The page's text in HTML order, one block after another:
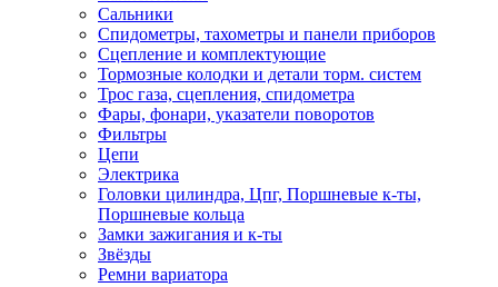
Сальники
Спидометры, тахометры и панели приборов
Сцепление и комплектующие
Тормозные колодки и детали торм. систем
Трос газа, сцепления, спидометра
Фары, фонари, указатели поворотов
Фильтры
Цепи
Электрика
Головки цилиндра, Цпг, Поршневые к-ты,
Поршневые кольца
Замки зажигания и к-ты
Звёзды
Ремни вариатора